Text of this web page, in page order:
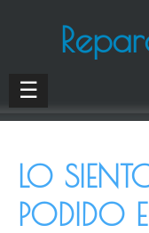
☰
LO
PODIDO